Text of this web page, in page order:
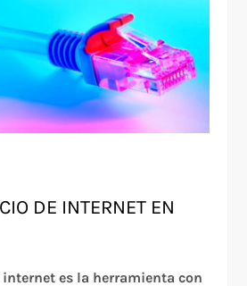
DE INTERNET EN
internet es la herramienta con